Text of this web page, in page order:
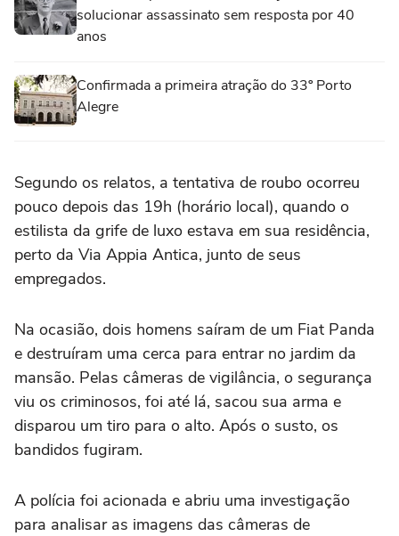
solucionar assassinato sem resposta por 40
anos
Confirmada a primeira atração do 33º Porto
Alegre
Segundo os relatos, a tentativa de roubo ocorreu
pouco depois das 19h (horário local), quando o
estilista da grife de luxo estava em sua residência,
perto da Via Appia Antica, junto de seus
empregados.
Na ocasião, dois homens saíram de um Fiat Panda
e destruíram uma cerca para entrar no jardim da
mansão. Pelas câmeras de vigilância, o segurança
viu os criminosos, foi até lá, sacou sua arma e
disparou um tiro para o alto. Após o susto, os
bandidos fugiram.
A polícia foi acionada e abriu uma investigação
para analisar as imagens das câmeras de